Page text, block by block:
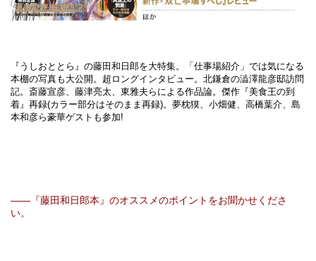
『うしおととら』の藤田和日郎を大特集。「仕事場紹介」では気になる
本棚の写真も大公開。超ロングインタビュー。北鎌倉の澁澤龍彦邸訪問
記。斎藤宣彦、藤津亮太、東雅夫らによる作品論。傑作『美食王の到
着』再録(カラー部分はそのまま再録)。夢枕獏、小畑健、高橋葉介、島
本和彦ら豪華ゲストも参加!
――『藤田和日郎本』のオススメのポイントをお聞かせくださ
い。